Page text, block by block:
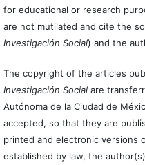
for educational or research
are not mutilated and cite the
Investigación Social) and the
The copyright of the articles
Investigación Socialare
Autónoma de la Ciudad de
accepted, so that they are
printed and electronic versions
established by law, the